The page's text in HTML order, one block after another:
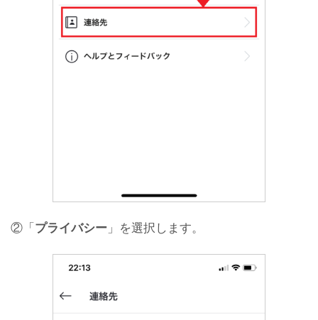
②「 プライバシー 」を選択します。